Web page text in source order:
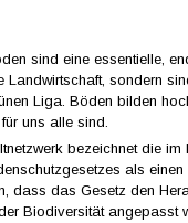
sind eine essentielle,
Landwirtschaft, sondern
Liga. Böden bilden
uns alle sind.
bezeichnet die
als einen
dass das Gesetz den
Biodiversität angepasst